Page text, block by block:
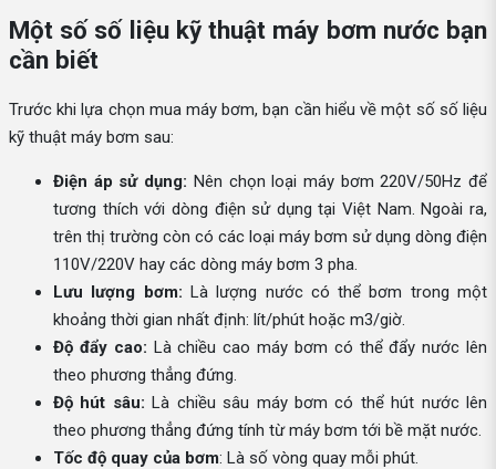
Một số số liệu kỹ thuật máy bơm nước bạn
cần biết
Trước khi lựa chọn mua máy bơm, bạn cần hiểu về một số số liệu
kỹ thuật máy bơm sau:
Điện áp sử dụng: Nên chọn loại máy bơm 220V/50Hz để
tương thích với dòng điện sử dụng tại Việt Nam. Ngoài ra,
trên thị trường còn có các loại máy bơm sử dụng dòng điện
110V/220V hay các dòng máy bơm 3 pha.
Lưu lượng bơm: Là lượng nước có thể bơm trong một
khoảng thời gian nhất định: lít/phút hoặc m3/giờ.
Độ đẩy cao: Là chiều cao máy bơm có thể đẩy nước lên
theo phương thẳng đứng.
Độ hút sâu: Là chiều sâu máy bơm có thể hút nước lên
theo phương thẳng đứng tính từ máy bơm tới bề mặt nước.
Tốc độ quay của bơm: Là số vòng quay mỗi phút.